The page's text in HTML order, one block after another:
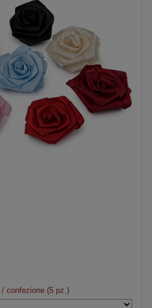
/ confezione (5 pz.)